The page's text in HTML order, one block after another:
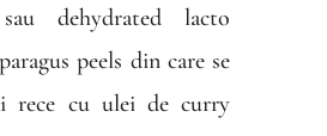
dehydrated lacto
peels din care se
rece cu ulei de curry